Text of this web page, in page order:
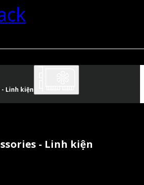
Linh kiện
- Linh kiện